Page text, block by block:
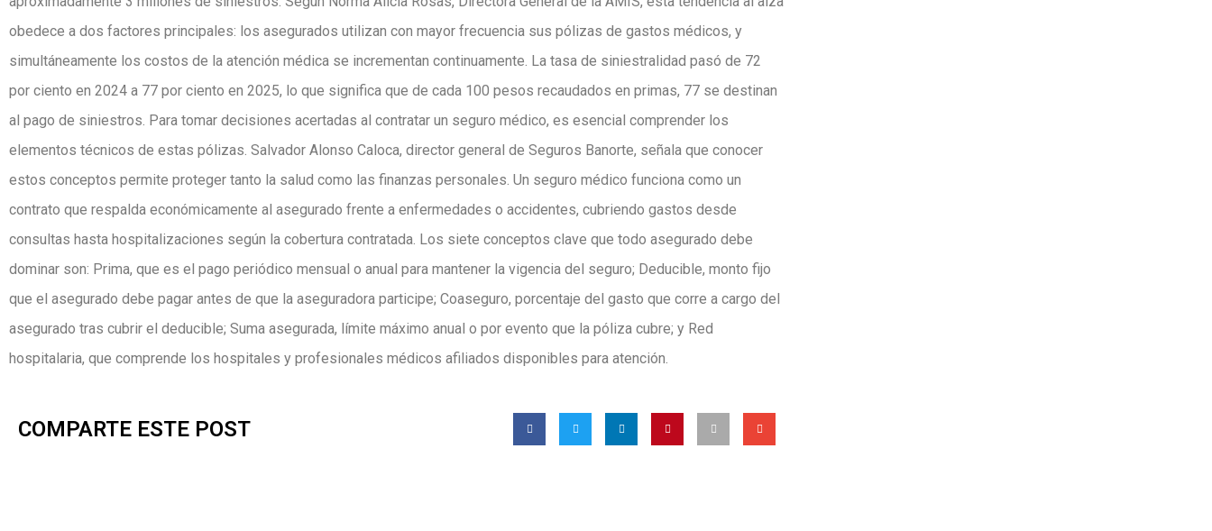
obedece a dos factores principales: los asegurados utilizan con mayor frecuencia sus pólizas de gastos médicos, y
simultáneamente los costos de la atención médica se incrementan continuamente. La tasa de siniestralidad pasó de 72
por ciento en 2024 a 77 por ciento en 2025, lo que significa que de cada 100 pesos recaudados en primas, 77 se destinan
al pago de siniestros. Para tomar decisiones acertadas al contratar un seguro médico, es esencial comprender los
elementos técnicos de estas pólizas. Salvador Alonso Caloca, director general de Seguros Banorte, señala que conocer
estos conceptos permite proteger tanto la salud como las finanzas personales. Un seguro médico funciona como un
contrato que respalda económicamente al asegurado frente a enfermedades o accidentes, cubriendo gastos desde
consultas hasta hospitalizaciones según la cobertura contratada. Los siete conceptos clave que todo asegurado debe
dominar son: Prima, que es el pago periódico mensual o anual para mantener la vigencia del seguro; Deducible, monto fijo
que el asegurado debe pagar antes de que la aseguradora participe; Coaseguro, porcentaje del gasto que corre a cargo del
asegurado tras cubrir el deducible; Suma asegurada, límite máximo anual o por evento que la póliza cubre; y Red
hospitalaria, que comprende los hospitales y profesionales médicos afiliados disponibles para atención.
COMPARTE ESTE POST